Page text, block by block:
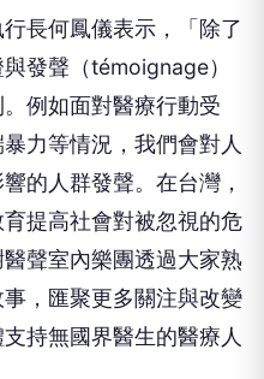
長何鳳儀表示，「除了
發聲（témoignage）
例如面對醫療行動受
力等情況，我們會對人
的人群發聲。在台灣，
提高社會對被忽視的危
聲室內樂團透過大家熟
，匯聚更多關注與改變
持無國界醫生的醫療人